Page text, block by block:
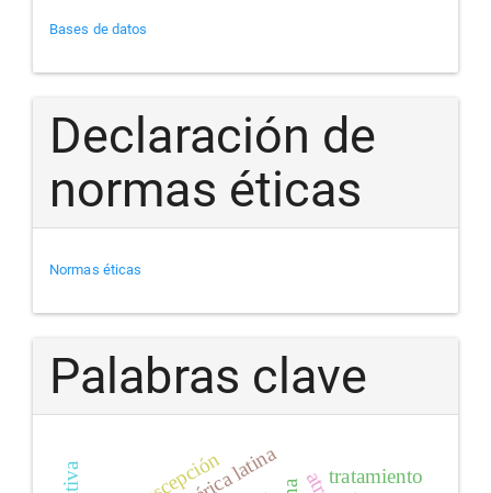
Bases de datos
Declaración de
normas éticas
Normas éticas
Palabras clave
tratamiento